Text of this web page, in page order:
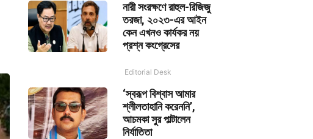
নারী সংরক্ষণে রাহুল-রিজিজু
তরজা, ২০২৩-এর আইন
কেন এখনও কার্যকর নয়
প্রশ্ন কংগ্রেসের
Editorial Desk
‘স্বরূপ বিশ্বাস আমার
শ্লীলতাহানি করেননি’,
আচমকা সুর পাল্টালেন
নির্যাতিতা